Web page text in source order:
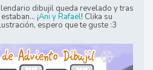
dibujil queda revelado y tras
¡Ani y Rafael! Clika su
espero que te guste :3